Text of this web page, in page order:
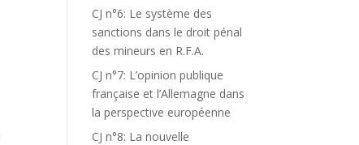
CJ n°6: Le système des
sanctions dans le droit pénal
des mineurs en R.F.A.
CJ n°7: L’opinion publique
française et l’Allemagne dans
la perspective européenne
CJ n°8: La nouvelle